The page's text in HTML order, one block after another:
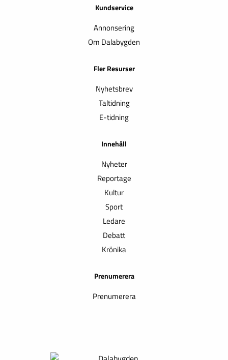
Kundservice
Annonsering
Om Dalabygden
Fler Resurser
Nyhetsbrev
Taltidning
E-tidning
Innehåll
Nyheter
Reportage
Kultur
Sport
Ledare
Debatt
Krönika
Prenumerera
Prenumerera